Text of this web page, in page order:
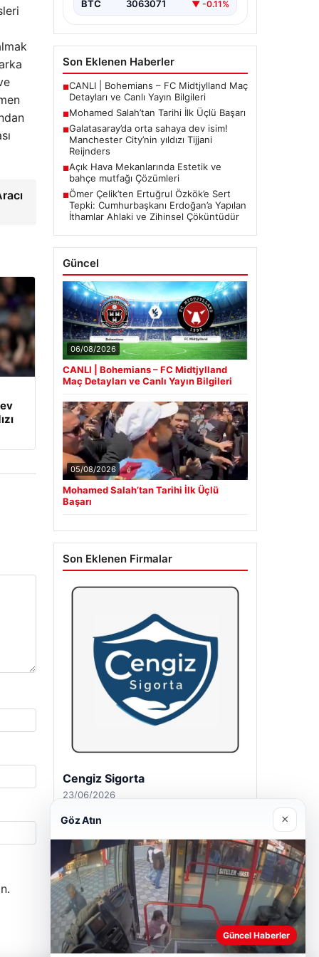
BTC 3063071 ▼ -0.11%
Son Eklenen Haberler
■CANLI | Bohemians – FC Midtjylland Maç
Detayları ve Canlı Yayın Bilgileri
■Mohamed Salah’tan Tarihi İlk Üçlü Başarı
■Galatasaray’da orta sahaya dev isim!
Manchester City’nin yıldızı Tijjani
Reijnders
■Açık Hava Mekanlarında Estetik ve
bahçe mutfağı Çözümleri
■Ömer Çelik’ten Ertuğrul Özkök’e Sert
Tepki: Cumhurbaşkanı Erdoğan’a Yapılan
İthamlar Ahlaki ve Zihinsel Çöküntüdür
Güncel
06/08/2026
CANLI | Bohemians – FC Midtjylland
Maç Detayları ve Canlı Yayın Bilgileri
05/08/2026
Mohamed Salah’tan Tarihi İlk Üçlü
Başarı
Son Eklenen Firmalar
Hastaş Beton
26/05/2026
Göz Atın ×
Güncel Haberler